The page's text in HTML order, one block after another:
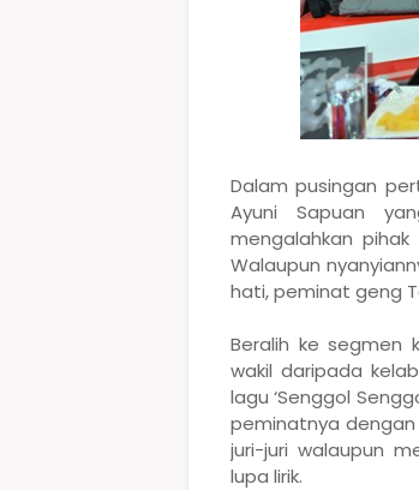
Dalam pusingan
Ayuni Sapuan
mengalahkan
Walaupun
hati, peminat geng
Beralih ke segmen
wakil daripada
lagu ‘Senggol
peminatnya dengan
juri-juri walaupun
lupa lirik.